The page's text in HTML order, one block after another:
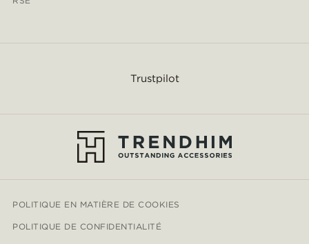
Trustpilot
POLITIQUE EN MATIÈRE DE COOKIES
POLITIQUE DE CONFIDENTIALITÉ